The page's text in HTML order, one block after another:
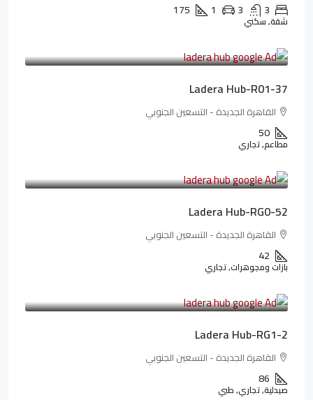
3
3
1
175
شقة, سكني
13,912,288LE
Ladera Hub-R01-37
القاهرة الجديدة - التسعين الجنوبي
50
مطاعم, تجاري
13,319,821LE
Ladera Hub-RG0-52
القاهرة الجديدة - التسعين الجنوبي
42
بازات ومجوهرات, تجاري
38,551,500LE
Ladera Hub-RG1-2
القاهرة الجديدة - التسعين الجنوبي
86
صيدلية, تجاري, طبي